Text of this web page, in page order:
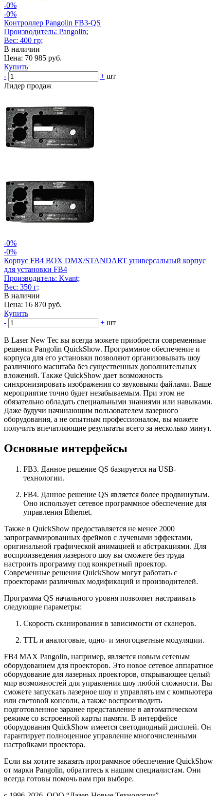
-0%
-0%
Контроллер Pangolin FB3-QS
Производитель: Pangolin;
Вес: 400 гр;
В наличии
Цена: 70 985 руб.
Купить
-
+ шт
Лидер продаж
-0%
-0%
Корпус FB4 BOX DMX/STANDART универсальный корпус
для установки FB4
Производитель: Kvant;
Вес: 350 г;
В наличии
Цена: 16 870 руб.
Купить
-
+ шт
В Laser New Tec вы всегда можете приобрести современные
решения Pangolin QuickShow. Программное обеспечение и
корпуса для его установки позволяют организовывать шоу
различного масштаба без существенных дополнительных
вложений. Также QuickShow дает возможность
синхронизировать изображения со звуковыми файлами. Ваше
мероприятие точно будет незабываемым. При этом не
обязательно обладать специальными знаниями или навыками.
Даже будучи начинающим пользователем лазерного
оборудования, а не опытным профессионалом, вы можете
получить впечатляющие результаты всего за несколько минут.
Основные интерфейсы
FB3. Данное решение QS базируется на USB-
технологии.
FB4. Данное решение QS является более продвинутым.
Оно использует сетевое программное обеспечение для
управления Ethernet.
Также в QuickShow предоставляется не менее 2000
запрограммированных фреймов с лучевыми эффектами,
оригинальной графической анимацией и абстракциями. Для
воспроизведения лазерного шоу вы сможете без труда
настроить программу под конкретный проектор.
Современные решения QuickShow могут работать с
проекторами различных модификаций и производителей.
Программа QS начального уровня позволяет настраивать
следующие параметры:
Скорость сканирования в зависимости от сканеров.
TTL и аналоговые, одно- и многоцветные модуляции.
FB4 MAX Pangolin, например, является новым сетевым
оборудованием для проекторов. Это новое сетевое аппаратное
оборудование для лазерных проекторов, открывающее целый
мир возможностей для управления шоу любой сложности. Вы
сможете запускать лазерное шоу и управлять им с компьютера
или световой консоли, а также воспроизводить
подготовленное заранее представление в автоматическом
режиме со встроенной карты памяти. В интерфейсе
оборудования QuickShow имеется светодиодный дисплей. Он
гарантирует полноценное управление многочисленными
настройками проектора.
Если вы хотите заказать программное обеспечение QuickShow
от марки Pangolin, обратитесь к нашим специалистам. Они
всегда готовы помочь вам при выборе.